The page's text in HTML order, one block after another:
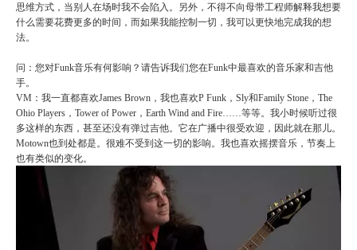
思维方式，当别人在场时我不会陷入。另外，不得不向母带工程师解释我想要
什么需要花费更多的时间，而如果我能控制一切，我可以更快地完成我的想
法。
问：您对Funk音乐有何影响？请告诉我们您在Funk中最喜欢的音乐家和吉他
手。
VM：我一直都喜欢James Brown，我也喜欢P Funk，Sly和Family Stone，The
Ohio Players，Tower of Power，Earth Wind and Fire……等等。我小时候听过很
多这样的东西，甚至还没有弹过吉他。它在广播中很受欢迎，因此就在那儿。
Motown也到处都是。很难不受到这一切的影响。我也喜欢摇摆音乐，节奏上
也有类似的变化。